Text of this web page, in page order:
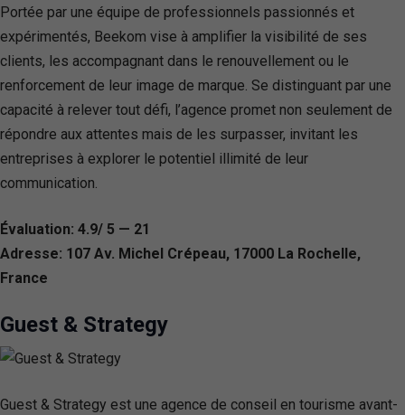
Portée par une équipe de professionnels passionnés et
expérimentés, Beekom vise à amplifier la visibilité de ses
clients, les accompagnant dans le renouvellement ou le
renforcement de leur image de marque. Se distinguant par une
capacité à relever tout défi, l’agence promet non seulement de
répondre aux attentes mais de les surpasser, invitant les
entreprises à explorer le potentiel illimité de leur
communication.
Évaluation: 4.9/ 5 — 21
Adresse: 107 Av. Michel Crépeau, 17000 La Rochelle,
France
Guest & Strategy
Guest & Strategy est une agence de conseil en tourisme avant-